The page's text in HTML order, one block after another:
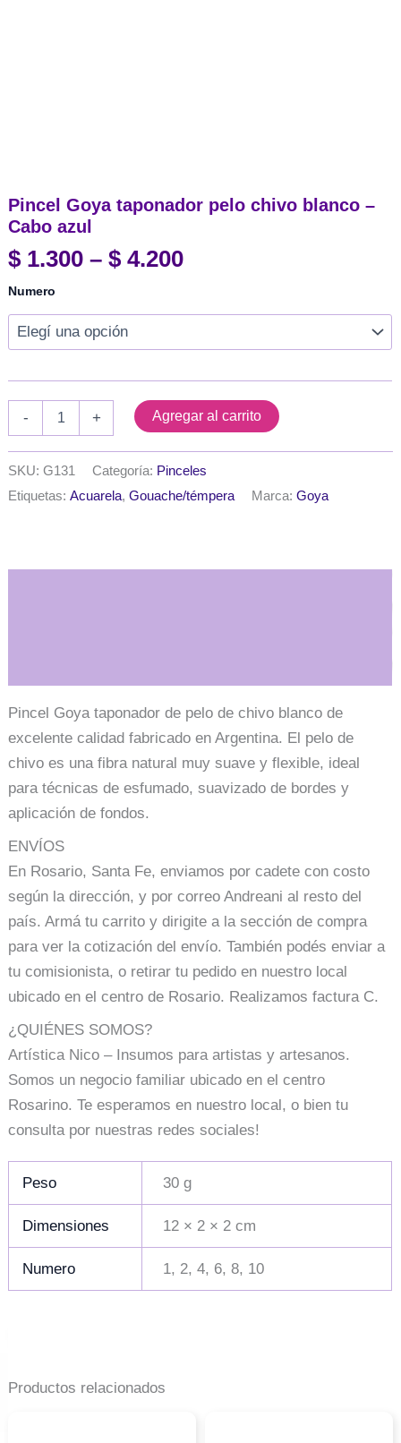
Pincel Goya taponador pelo chivo blanco –
Cabo azul
$ 1.300 – $ 4.200Rango
precios:
$ 1.300
hasta
$ 4.200
Numero
-
chivo
blanco
cantidad
+ Agregar al carrito
SKU:G131 Categoría: Pinceles
Etiquetas:Acuarela,Gouache/témpera Marca:Goya
Pincel Goya taponador de pelo de chivo blanco de
excelente calidad fabricado en Argentina. El pelo de
chivo es una fibra natural muy suave y flexible, ideal
para técnicas de esfumado, suavizado de bordes y
aplicación de fondos.
ENVÍOS
En Rosario, Santa Fe, enviamos por cadete con costo
según la dirección, y por correo Andreani al resto del
país. Armá tu carrito y dirigite a la sección de compra
para ver la cotización del envío. También podés enviar a
tu comisionista, o retirar tu pedido en nuestro local
ubicado en el centro de Rosario. Realizamos factura C.
¿QUIÉNES SOMOS?
Artística Nico – Insumos para artistas y artesanos.
Somos un negocio familiar ubicado en el centro
Rosarino. Te esperamos en nuestro local, o bien tu
consulta por nuestras redes sociales!
Peso 30 g
Dimensiones 12 × 2 × 2 cm
Numero 1, 2, 4, 6, 8, 10
Productos relacionados